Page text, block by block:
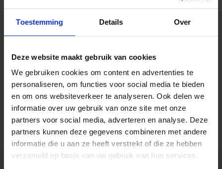
Toestemming Details Over
Deze website maakt gebruik van cookies
We gebruiken cookies om content en advertenties te
personaliseren, om functies voor social media te bieden
en om ons websiteverkeer te analyseren. Ook delen we
informatie over uw gebruik van onze site met onze
partners voor social media, adverteren en analyse. Deze
partners kunnen deze gegevens combineren met andere
informatie die u aan ze heeft verstrekt of die ze hebben
verzameld op basis van uw gebruik van hun services.
Gebouwbeheer en veiligheid
VEILIGHEID
tweet